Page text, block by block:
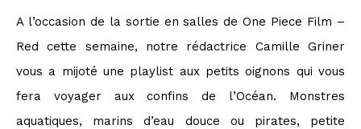
A l’occasion de la sortie en salles de One Piece Film –
Red cette semaine, notre rédactrice Camille Griner
vous a mijoté une playlist aux petits oignons qui vous
fera voyager aux confins de l’Océan. Monstres
aquatiques, marins d’eau douce ou pirates, petite